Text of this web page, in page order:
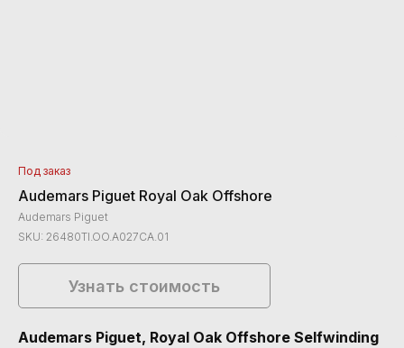
Под заказ
Audemars Piguet Royal Oak Offshore
Audemars Piguet
SKU: 26480TI.OO.A027CA.01
Узнать стоимость
Audemars Piguet, Royal Oak Offshore Selfwinding